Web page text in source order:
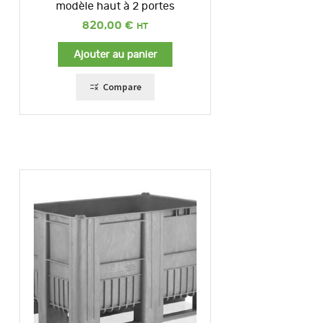
modèle haut à 2 portes
820,00 €
Ajouter au panier
Compare